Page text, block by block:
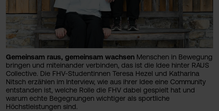
Gemeinsam raus, gemeinsam wachsen Menschen in Bewegung
bringen und miteinander verbinden, das ist die Idee hinter RAUS
Collective. Die FHV-Studentinnen Teresa Hezel und Katharina
Nitsch erzählen im Interview, wie aus ihrer Idee eine Community
entstanden ist, welche Rolle die FHV dabei gespielt hat und
warum echte Begegnungen wichtiger als sportliche
Höchstleistungen sind.